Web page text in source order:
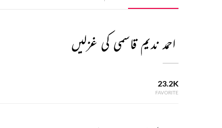
احمد ندیم قاسمی کی غزلیں
23.2K
FAVORITE